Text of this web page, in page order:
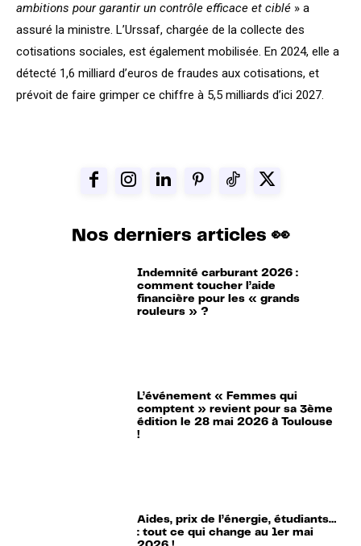
ambitions pour garantir un contrôle efficace et ciblé » a
assuré la ministre. L’Urssaf, chargée de la collecte des
cotisations sociales, est également mobilisée. En 2024, elle a
détecté 1,6 milliard d’euros de fraudes aux cotisations, et
prévoit de faire grimper ce chiffre à 5,5 milliards d’ici 2027.
Nos derniers articles 👀
Indemnité carburant 2026 :
comment toucher l’aide
financière pour les « grands
rouleurs » ?
L’événement « Femmes qui
comptent » revient pour sa 3ème
édition le 28 mai 2026 à Toulouse
!
Aides, prix de l’énergie, étudiants…
: tout ce qui change au 1er mai